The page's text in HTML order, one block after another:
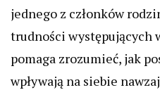
jednego z członków
trudności występujących
pomaga zrozumieć, jak
wpływają na siebie